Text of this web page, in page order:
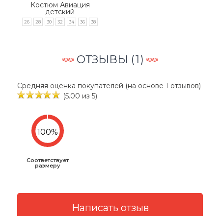
Костюм Авиация
детский
26 28 30 32 34 36 38
ОТЗЫВЫ (1)
Средняя оценка покупателей (на основе 1 отзывов)
(5.00 из 5)
Соответствует
размеру